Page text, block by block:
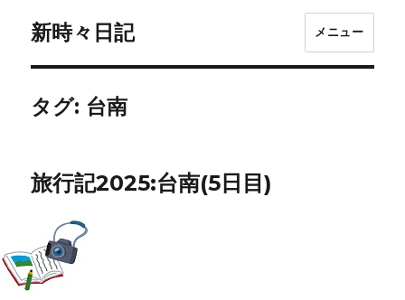
新時々日記 メニュー
タグ: 台南
旅行記2025:台南(5日目)